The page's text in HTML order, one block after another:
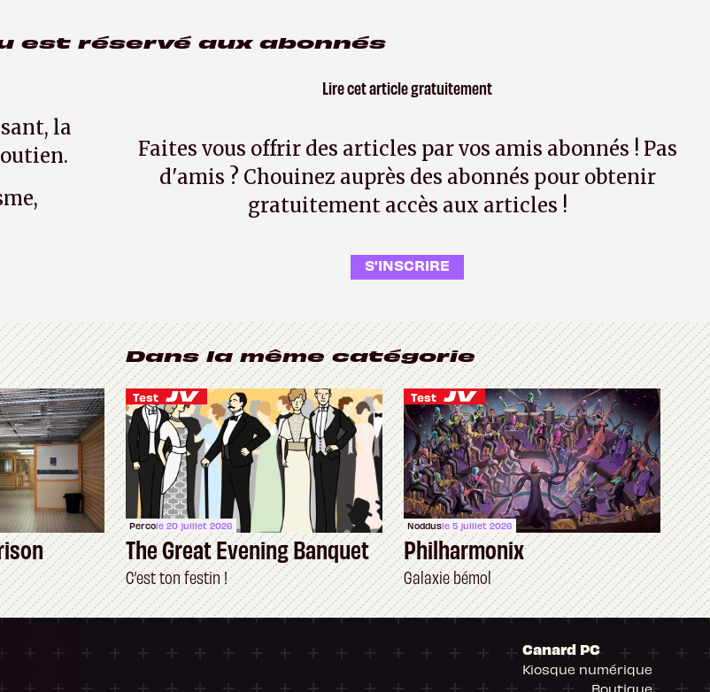
est réservé aux abonnés
la
Lire cet article gratuitement
Faites vous offrir des articles par vos amis abonnés ! Pas
d'amis ? Chouinez auprès des abonnés pour obtenir
gratuitement accès aux articles !
S'INSCRIRE
Dans la même catégorie
Test
Percole 20 juillet 2026
The Great Evening Banquet
C’est ton festin !
Test
Noddusle 5 juillet 2026
Philharmonix
Galaxie bémol
Canard PC
Kiosque numérique
Boutique